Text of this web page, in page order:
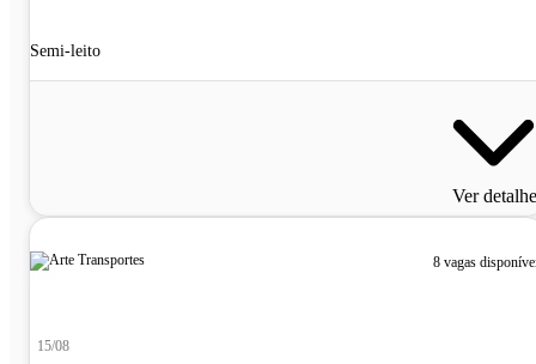
Semi-leito
Ver
8 vagas
15/08